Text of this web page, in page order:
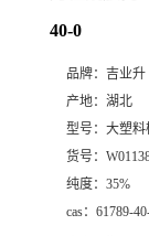
40-0
品牌： 吉业升
产地： 湖北
型号： 大塑料
货号：
纯度： 35%
cas： 61789-